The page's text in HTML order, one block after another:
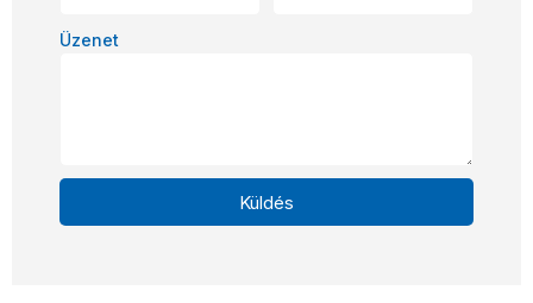
Üzenet
Küldés